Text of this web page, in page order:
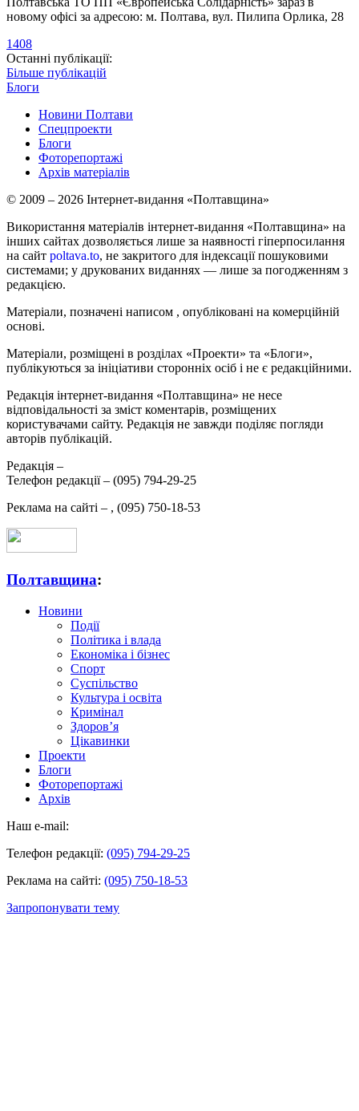
новому офісі за адресою: м. Полтава, вул. Пилипа Орлика, 28
1408
Останні публікації:
Більше публікацій
Блоги
Новини Полтави
Спецпроекти
Блоги
Фоторепортажі
Архів матеріалів
© 2009 – 2026 Інтернет-видання «Полтавщина»
Використання матеріалів інтернет-видання «Полтавщина» на
інших сайтах дозволяється лише за наявності гіперпосилання
на сайт poltava.to, не закритого для індексації пошуковими
системами; у друкованих виданнях — лише за погодженням з
редакцією.
Матеріали, позначені написом , опубліковані на комерційній
основі.
Матеріали, розміщені в розділах «Проекти» та «Блоги»,
публікуються за ініціативи сторонніх осіб і не є редакційними.
Редакція інтернет-видання «Полтавщина» не несе
відповідальності за зміст коментарів, розміщених
користувачами сайту. Редакція не завжди поділяє погляди
авторів публікацій.
Редакція –
Телефон редакції – (095) 794-29-25
Реклама на сайті – , (095) 750-18-53
Полтавщина:
Новини
Події
Політика і влада
Економіка і бізнес
Спорт
Суспільство
Культура і освіта
Кримінал
Здоров’я
Цікавинки
Проекти
Блоги
Фоторепортажі
Архів
Наш e-mail:
Телефон редакції: (095) 794-29-25
Реклама на сайті: (095) 750-18-53
Запропонувати тему